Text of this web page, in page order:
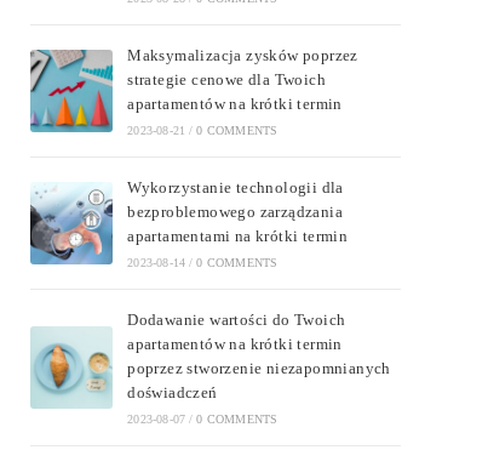
Maksymalizacja zysków poprzez
strategie cenowe dla Twoich
apartamentów na krótki termin
2023-08-21 / 0 COMMENTS
Wykorzystanie technologii dla
bezproblemowego zarządzania
apartamentami na krótki termin
2023-08-14 / 0 COMMENTS
Dodawanie wartości do Twoich
apartamentów na krótki termin
poprzez stworzenie niezapomnianych
doświadczeń
2023-08-07 / 0 COMMENTS